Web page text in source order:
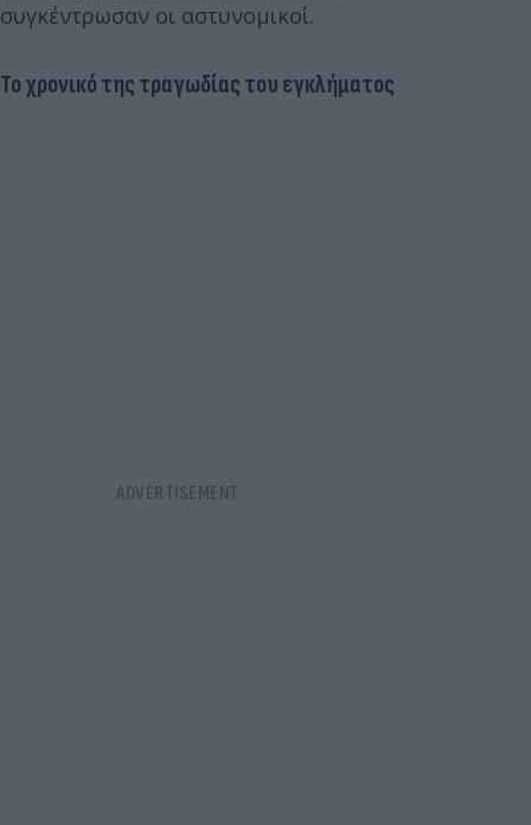
συγκέντρωσαν οι αστυνομικοί.
Το χρονικό της τραγωδίας του εγκλήματος